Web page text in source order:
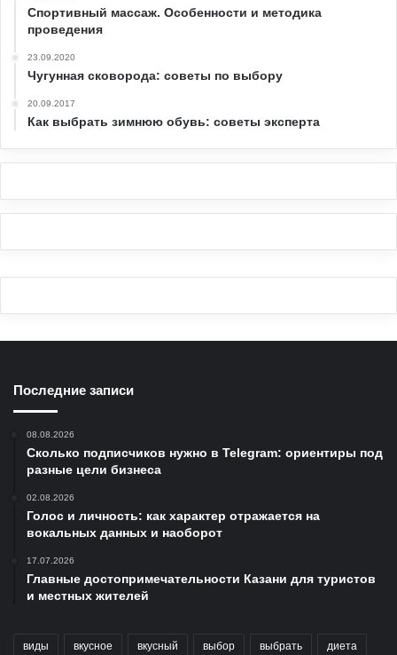
Спортивный массаж. Особенности и методика
проведения
23.09.2020
Чугунная сковорода: советы по выбору
20.09.2017
Как выбрать зимнюю обувь: советы эксперта
Последние записи
08.08.2026
Сколько подписчиков нужно в Telegram: ориентиры под
разные цели бизнеса
02.08.2026
Голос и личность: как характер отражается на
вокальных данных и наоборот
17.07.2026
Главные достопримечательности Казани для туристов
и местных жителей
виды вкусное вкусный выбор выбрать диета